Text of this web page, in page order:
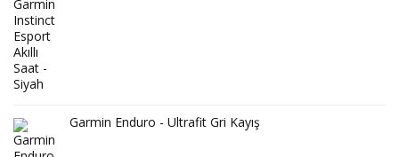
Garmin Enduro - Ultrafit Gri Kayış